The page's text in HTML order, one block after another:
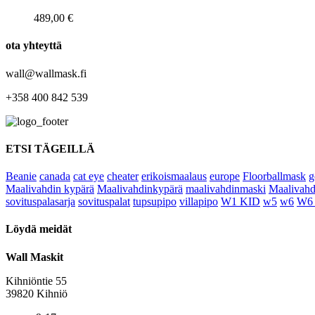
489,00 €
ota yhteyttä
wall@wallmask.fi
+358 400 842 539
ETSI TÄGEILLÄ
Beanie canada cat eye cheater erikoismaalaus europe Floorballmask
Maalivahdin kypärä Maalivahdinkypärä maalivahdinmaski
sovituspalasarja sovituspalat tupsupipo villapipo W1 KID w5 w6 W6
Löydä meidät
Wall Maskit
Kihniöntie 55
39820 Kihniö